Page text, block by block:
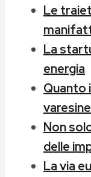
Le
La
energia
Quanto
Non
delle
La via